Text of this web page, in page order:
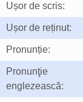
Ușor de scris:
Ușor de reținut:
Pronunție:
Pronunţie
englezească: